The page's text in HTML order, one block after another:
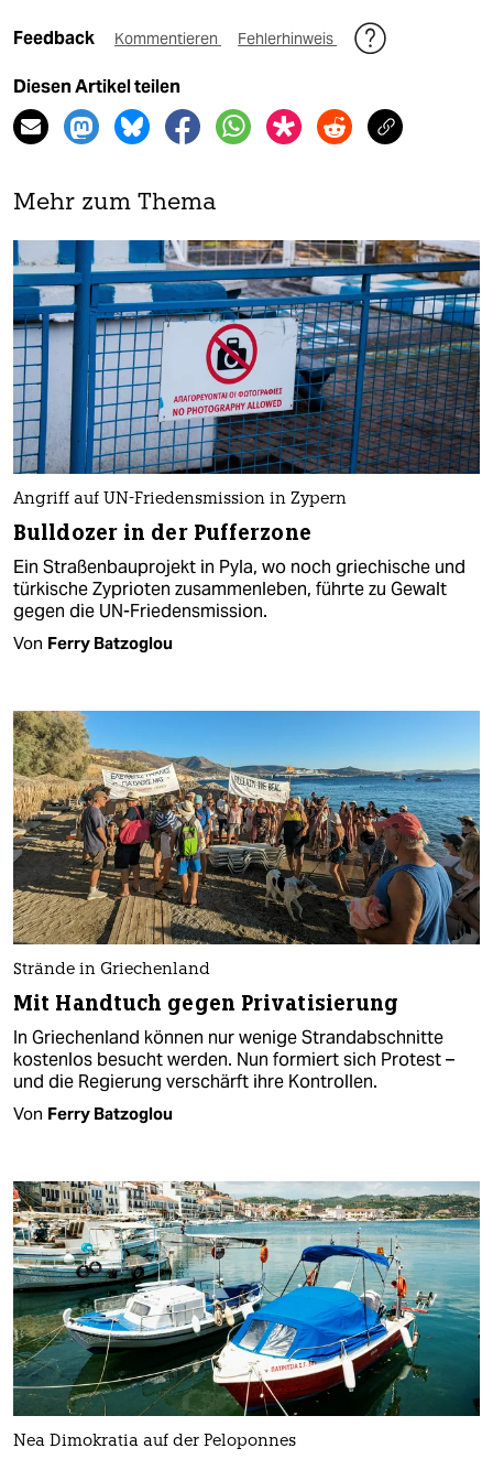
Feedback Kommentieren Fehlerhinweis
Diesen Artikel teilen
Mehr zum Thema
Angriff auf UN-Friedensmission in Zypern
Bulldozer in der Pufferzone
Ein Straßenbauprojekt in Pyla, wo noch griechische und
türkische Zyprioten zusammenleben, führte zu Gewalt
gegen die UN-Friedensmission.
Von Ferry Batzoglou
Strände in Griechenland
Mit Handtuch gegen Privatisierung
In Griechenland können nur wenige Strandabschnitte
kostenlos besucht werden. Nun formiert sich Protest –
und die Regierung verschärft ihre Kontrollen.
Von Ferry Batzoglou
Nea Dimokratia auf der Peloponnes